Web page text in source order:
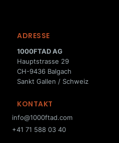
ADRESSE
1000FTAD AG
Hauptstrasse 29
CH-9436 Balgach
Sankt Gallen / Schweiz
KONTAKT
info@1000ftad.com
+41 71 588 03 40